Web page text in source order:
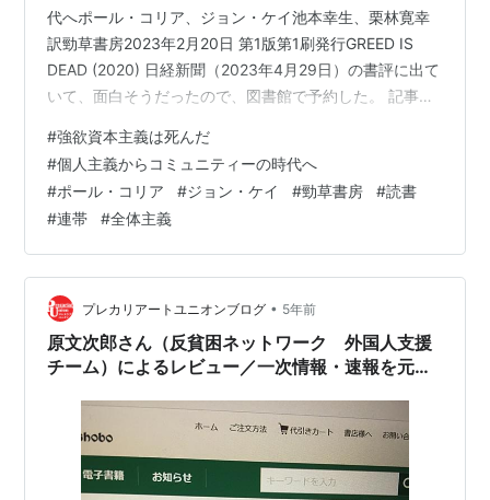
代へポール・コリア、ジョン・ケイ池本幸生、栗林寛幸
訳勁草書房2023年2月20日 第1版第1刷発行GREED IS
DEAD (2020) 日経新聞（2023年4月29日）の書評に出て
いて、面白そうだったので、図書館で予約した。 記事に
て、アフリカ・ニジェール川左岸の先住民のために熱心
な請願を行ったジェリービー夫人、トランプやハリウッ
ドのセレブ達は、全世界の福祉の最大化のように「意識
の高い」大義を掲げて自己陶酔しているのだ。”というよ
うなこと。善意の行動は、自己満足ではないのか？ 他人
から称…
#強欲資本主義は死んだ
#個人主義からコミュニティーの時代へ
#ポール・コリア #ジョン・ケイ #勁草書房 #読書
#連帯 #全体主義
プレカリアートユニオンブログ • 5年前
原文次郎さん（反貧困ネットワーク 外国人支援
チーム）によるレビュー／一次情報・速報を元に
ちはこれを他人事として観ていて良いのか？『ヤ
ナマール - セネガルの民衆が立ち上がるとき』
（ヴュー・サヴァネ著 バイ・マケベ・サル著／
勁草書房）